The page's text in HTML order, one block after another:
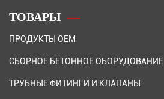
ТОВАРЫ
ПРОДУКТЫ OEM
СБОРНОЕ БЕТОННОЕ ОБОРУДОВАНИЕ
ТРУБНЫЕ ФИТИНГИ И КЛАПАНЫ